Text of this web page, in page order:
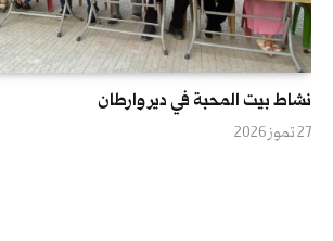
نشاط بيت المحبة في دير وارطان
27 تموز 2026